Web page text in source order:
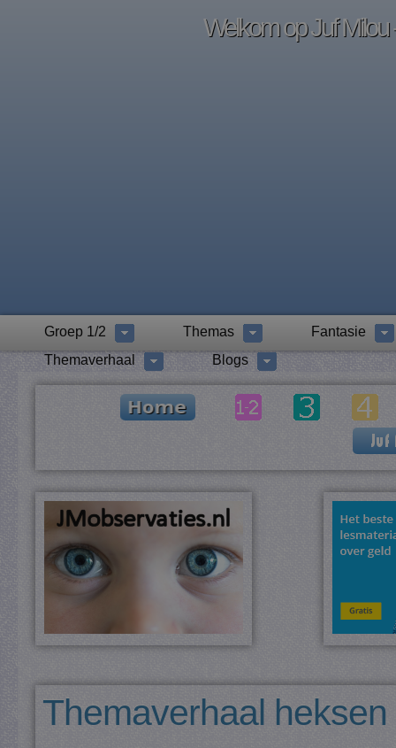
Welkom op Juf Milou
Groep 1/2 Themas
Fantasie
Themaverhaal
Blogs
Themaverhaal